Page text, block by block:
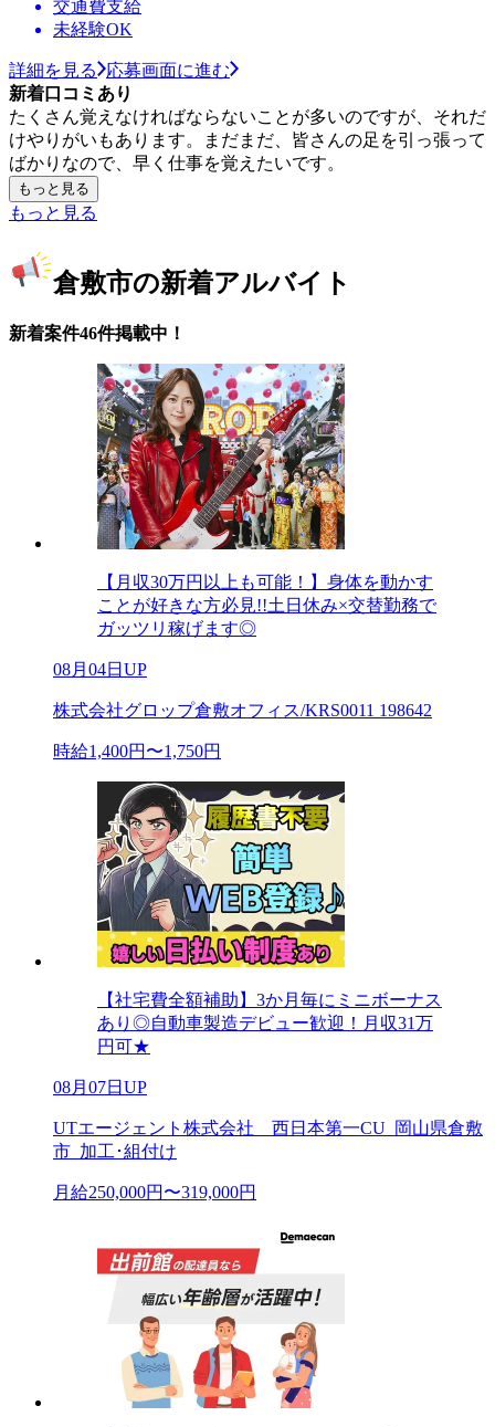
交通費支給
未経験OK
詳細を見る
応募画面に進む
新着口コミあり
たくさん覚えなければならないことが多いのですが、それだ
けやりがいもあります。まだまだ、皆さんの足を引っ張って
ばかりなので、早く仕事を覚えたいです。
もっと見る
もっと見る
倉敷市の新着アルバイト
新着案件46件掲載中！
【月収30万円以上も可能！】身体を動かす
ことが好きな方必見!!土日休み×交替勤務で
ガッツリ稼げます◎
08月04日UP
株式会社グロップ倉敷オフィス/KRS0011 198642
時給1,400円〜1,750円
【社宅費全額補助】3か月毎にミニボーナス
あり◎自動車製造デビュー歓迎！月収31万
円可★
08月07日UP
UTエージェント株式会社 西日本第一CU_岡山県倉敷
市_加工･組付け
月給250,000円〜319,000円